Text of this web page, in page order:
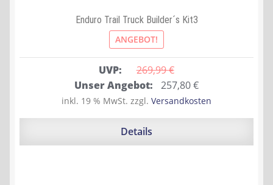
Enduro Trail Truck Builder´s Kit3
ANGEBOT!
UVP: 269,99 €
Ursprünglicher
Preis
war:
Unser Angebot: 257,80€Aktueller
Preis
ist:
inkl. 19 % MwSt. zzgl. Versandkosten
Details